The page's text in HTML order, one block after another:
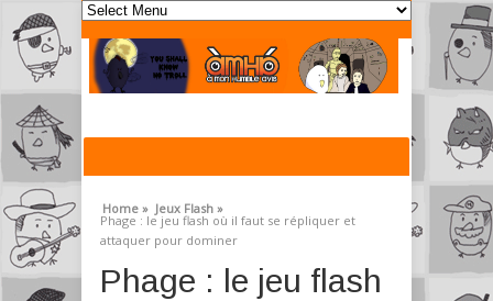
Home » Jeux Flash »
Phage : le jeu flash où il faut se répliquer et
attaquer pour dominer
Phage : le jeu flash